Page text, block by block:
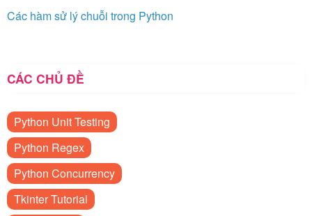
Các hàm sử lý chuỗi trong Python
CÁC CHỦ ĐỀ
Python Unit Testing
Python Regex
Python Concurrency
Tkinter Tutorial